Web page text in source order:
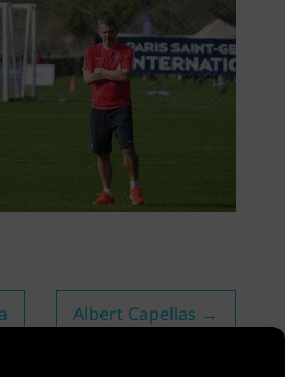
Albert Capellas →